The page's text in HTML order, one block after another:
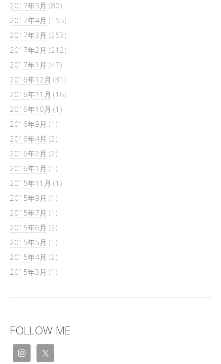
2017年5月 (80)
2017年4月 (155)
2017年3月 (253)
2017年2月 (212)
2017年1月 (47)
2016年12月 (31)
2016年11月 (16)
2016年10月 (1)
2016年9月 (1)
2016年4月 (2)
2016年2月 (2)
2016年1月 (1)
2015年11月 (1)
2015年9月 (1)
2015年7月 (1)
2015年6月 (2)
2015年5月 (1)
2015年4月 (2)
2015年3月 (1)
FOLLOW ME